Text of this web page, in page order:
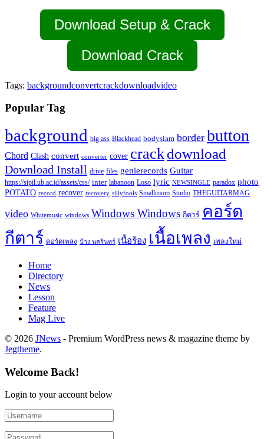
Download Setup & Crack
Download Crack
Tags: backgroundconvertcrackdownloadvideo
Popular Tag
background big ass Blackhead bodyslam border button
Chord Clash convert converter cover crackdownload
Download Install drive files genierecords Guitar
https://sipil.ub.ac.id/assets/css/ inter labanoon Loso lyric NEWSINGLE paradox photo
POTATO record recover recovery sillyfools Smallroom Studio THEGUITARMAG
video Whitemusic windows Windows Windows กีตาร์ คอร์ด
กีตาร์ คอร์ดเพลง ป้าง นครินทร์ เนื้อร้อง เนื้อเพลง เพลงใหม่
Home
Directory
News
Lesson
Feature
Mag Live
© 2026 JNews - Premium WordPress news & magazine theme by
Jegtheme.
Welcome Back!
Login to your account below